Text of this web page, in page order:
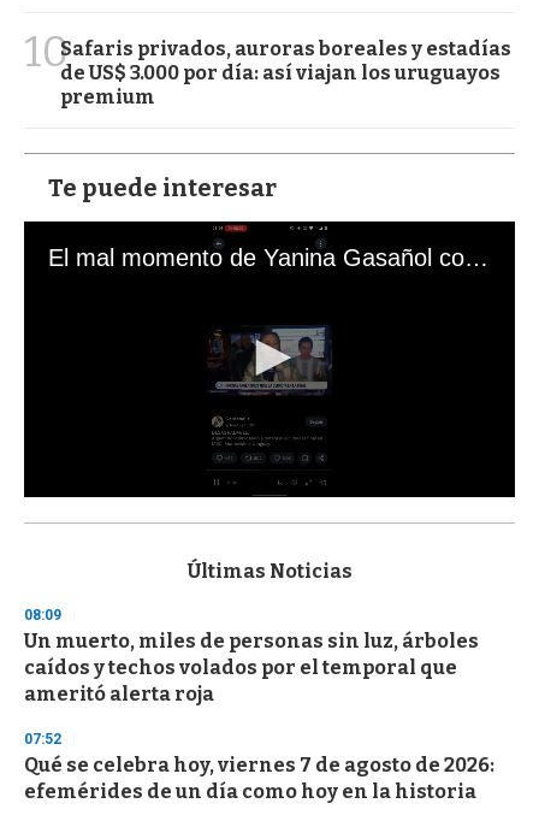
10Safaris privados, auroras boreales y estadías
de US$ 3.000 por día: así viajan los uruguayos
premium
Te puede interesar
El mal momento de Yanina Gasañol con un hincha argentino en "Subrayado"
s
d
s
o
f
3
s
e
c
o
Últimas Noticias
08:09
Un muerto, miles de personas sin luz, árboles
caídos y techos volados por el temporal que
ameritó alerta roja
07:52
Qué se celebra hoy, viernes 7 de agosto de 2026:
efemérides de un día como hoy en la historia